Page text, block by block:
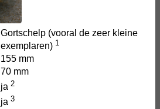
Gortschelp (vooral de zeer kleine
exemplaren) 1
155 mm
70 mm
ja 2
ja 3